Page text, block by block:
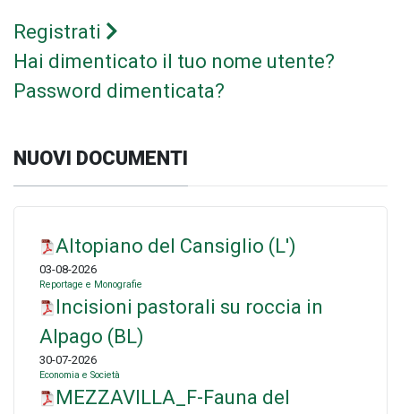
Registrati
Hai dimenticato il tuo nome utente?
Password dimenticata?
NUOVI DOCUMENTI
Altopiano del Cansiglio (L')
03-08-2026
Reportage e Monografie
Incisioni pastorali su roccia in
Alpago (BL)
30-07-2026
Economia e Società
MEZZAVILLA_F-Fauna del